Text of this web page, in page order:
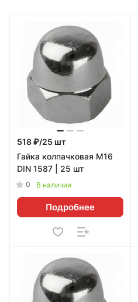
518 ₽/25 шт
Гайка колпачковая М16
DIN 1587 | 25 шт
0 В наличии
Подробнее